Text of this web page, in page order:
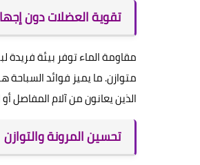
تقوية العضلات دون
مقاومة الماء توفر بيئة
متوازن. ما يميز فوائد السباحة
الذين يعانون من آلام المفاصل
تحسين المرونة والتوازن